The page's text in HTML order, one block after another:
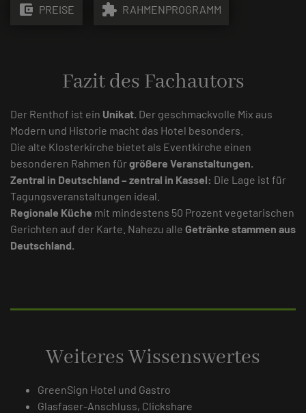
account_balance_wallet PREISE extension RAHMENPROGRAMM
Fazit des Fachautors
Der Renthof ist ein Unikat. Der geschmackvolle Mix aus
Modern und Historie macht das Hotel besonders.
Die alte Klosterkirche bietet als Eventkirche einen
besonderen Rahmen fürgrößere Veranstaltungen.
Zentral in Deutschland – zentral in Kassel: Die Lage ist für
Tagungsveranstaltungen ideal.
Regionale Küche mit mindestens 50 Prozent vegetarischen
Gerichten auf der Karte. Nahezu alle Getränke stammen aus
Deutschland.
Weiteres Wissenswertes
GreenSign Hotel und Gastro
Glasfaser-Anschluss, Clickshare